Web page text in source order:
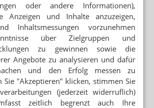
oder andere Informationen),
Anzeigen und Inhalte anzuzeigen,
Inhaltsmessungen vorzunehmen
über Zielgruppen und
zu gewinnen sowie die
Angebote zu analysieren und dafür
und den Erfolg messen zu
Sie "Akzeptieren" klicken, stimmen Sie
(jederzeit widerruflich)
zeitlich begrenzt auch Ihre
nach Österreich
untersucht Dermapharm
SCHNAPPT SICH REIMPORTEUR
für Phoenix